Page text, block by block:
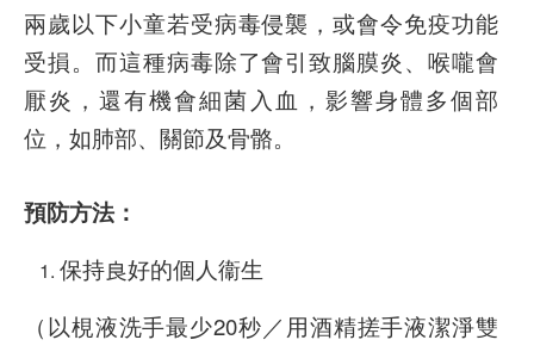
兩歲以下小童若受病毒侵襲，或會令免疫功能
受損。而這種病毒除了會引致腦膜炎、喉嚨會
厭炎，還有機會細菌入血，影響身體多個部
位，如肺部、關節及骨骼。
預防方法：
保持良好的個人衞生
（以梘液洗手最少20秒／用酒精搓手液潔淨雙